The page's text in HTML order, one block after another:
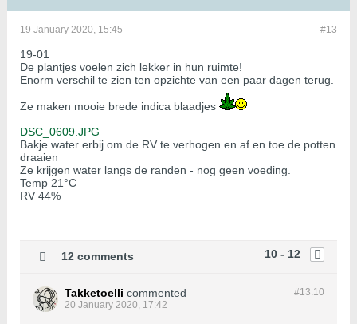
#13
19 January 2020, 15:45
19-01
De plantjes voelen zich lekker in hun ruimte!
Enorm verschil te zien ten opzichte van een paar dagen terug.
Ze maken mooie brede indica blaadjes
DSC_0609.JPG
Bakje water erbij om de RV te verhogen en af en toe de potten
draaien
Ze krijgen water langs de randen - nog geen voeding.
Temp 21°C
RV 44%
10 - 12
12 comments
#13.10
Takketoelli commented
20 January 2020, 17:42